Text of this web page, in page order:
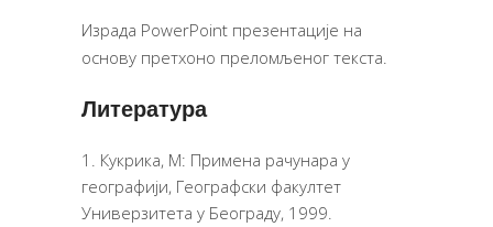
Израда PowerPoint презентације на
основу претхоно преломљеног текста.
Литература
Кукрика, М: Примена рачунара у
географији, Географски факултет
Универзитета у Београду, 1999.